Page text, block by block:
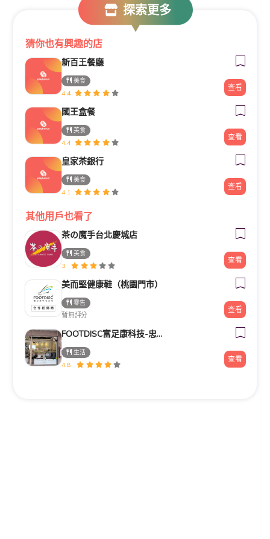
探索更多
猜你也有興趣的店
新百王餐廳
美食
4.4
查看
國王盒餐
美食
4.4
查看
皇家茶銀行
美食
4.1
查看
其他用戶也看了
茶の魔手台北慶城店
美食
3
查看
美而堅健康鞋（桃園門市）
零售
暫無評分
查看
FOOTDISC富足康科技-忠孝直營門市
生活
4.8
查看